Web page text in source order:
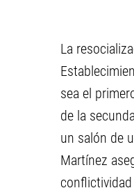
La
sea el
de la
un salón de
Martínez